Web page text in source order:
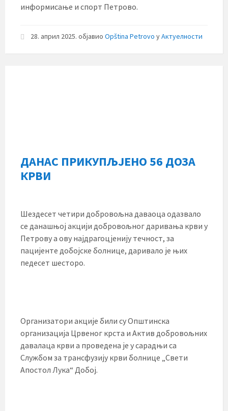
информисање и спорт Петрово.
28. април 2025. објавио Opština Petrovo уАктуелности
ДАНАС ПРИКУПЉЈЕНО 56 ДОЗА
КРВИ
Шездесет четири добровољна даваоца одазвало
се данашњој акцији добровољног даривања крви у
Петрову а ову најдрагоцјенију течност, за
пацијенте добојске болнице, даривало је њих
педесет шесторо.
Организатори акције били су Општинска
организација Црвеног крста и Актив добровољних
давалаца крви а проведена је у сарадњи са
Службом за трансфузију крви болнице „Свети
Апостол Лука“ Добој.